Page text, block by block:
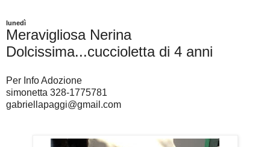
lunedì
Meravigliosa Nerina
Dolcissima...cuccioletta di 4 anni
Per Info Adozione
simonetta 328-1775781
gabriellapaggi@gmail.com